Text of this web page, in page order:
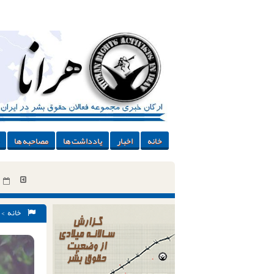
خانه اخبار یادداشت ها مصاحبه ها
خانه >